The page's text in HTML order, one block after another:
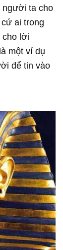
người ta cho
ai trong
cho lời
một ví dụ
để tin vào